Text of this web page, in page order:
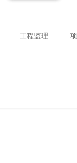
工程监理